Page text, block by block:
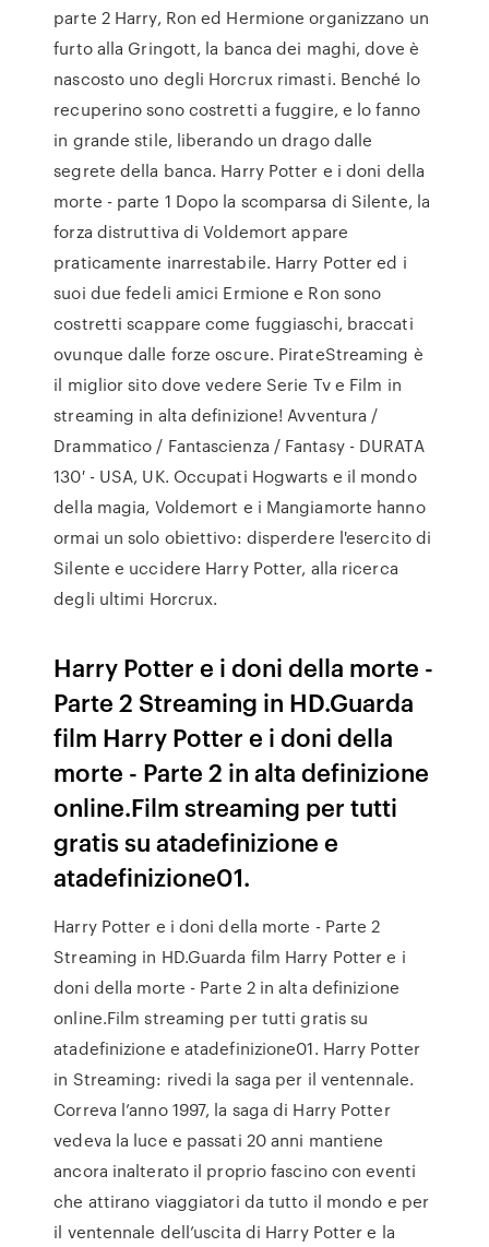
parte 2 Harry, Ron ed Hermione organizzano un
furto alla Gringott, la banca dei maghi, dove è
nascosto uno degli Horcrux rimasti. Benché lo
recuperino sono costretti a fuggire, e lo fanno
in grande stile, liberando un drago dalle
segrete della banca. Harry Potter e i doni della
morte - parte 1 Dopo la scomparsa di Silente, la
forza distruttiva di Voldemort appare
praticamente inarrestabile. Harry Potter ed i
suoi due fedeli amici Ermione e Ron sono
costretti scappare come fuggiaschi, braccati
ovunque dalle forze oscure. PirateStreaming è
il miglior sito dove vedere Serie Tv e Film in
streaming in alta definizione! Avventura /
Drammatico / Fantascienza / Fantasy - DURATA
130′ - USA, UK. Occupati Hogwarts e il mondo
della magia, Voldemort e i Mangiamorte hanno
ormai un solo obiettivo: disperdere l'esercito di
Silente e uccidere Harry Potter, alla ricerca
degli ultimi Horcrux.
Harry Potter e i doni della morte -
Parte 2 Streaming in HD.Guarda
film Harry Potter e i doni della
morte - Parte 2 in alta definizione
online.Film streaming per tutti
gratis su atadefinizione e
atadefinizione01.
Harry Potter e i doni della morte - Parte 2
Streaming in HD.Guarda film Harry Potter e i
doni della morte - Parte 2 in alta definizione
online.Film streaming per tutti gratis su
atadefinizione e atadefinizione01. Harry Potter
in Streaming: rivedi la saga per il ventennale.
Correva l’anno 1997, la saga di Harry Potter
vedeva la luce e passati 20 anni mantiene
ancora inalterato il proprio fascino con eventi
che attirano viaggiatori da tutto il mondo e per
il ventennale dell’uscita di Harry Potter e la